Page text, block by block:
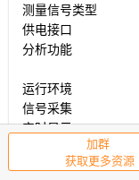
测量信号类型
供电接口
分析功能
运行环境
信号采集
实时显示
分析处理
加群
获取更多资源